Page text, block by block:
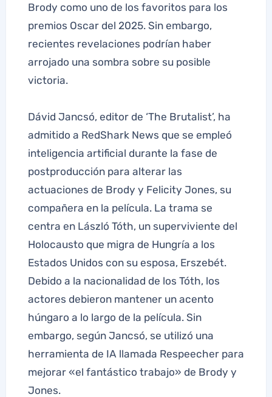
Brody como uno de los favoritos para los
premios Oscar del 2025. Sin embargo,
recientes revelaciones podrían haber
arrojado una sombra sobre su posible
victoria.
Dávid Jancsó, editor de ‘The Brutalist’, ha
admitido a RedShark News que se empleó
inteligencia artificial durante la fase de
postproducción para alterar las
actuaciones de Brody y Felicity Jones, su
compañera en la película. La trama se
centra en László Tóth, un superviviente del
Holocausto que migra de Hungría a los
Estados Unidos con su esposa, Erszebét.
Debido a la nacionalidad de los Tóth, los
actores debieron mantener un acento
húngaro a lo largo de la película. Sin
embargo, según Jancsó, se utilizó una
herramienta de IA llamada Respeecher para
mejorar «el fantástico trabajo» de Brody y
Jones.